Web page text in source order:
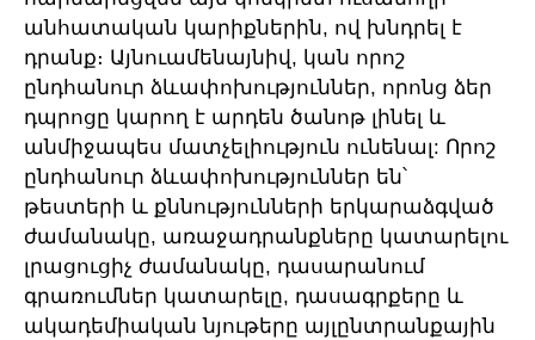
անհատական կարիքներին, ով խնդրել է
դրանք։ Այնուամենայնիվ, կան որոշ
ընդհանուր ձևափոխություններ, որոնց ձեր
դպրոցը կարող է արդեն ծանոթ լինել և
անմիջապես մատչելիություն ունենալ: Որոշ
ընդհանուր ձևափոխություններ են՝
թեստերի և քննությունների երկարաձգված
ժամանակը, առաջադրանքները կատարելու
լրացուցիչ ժամանակը, դասարանում
գրառումներ կատարելը, դասագրքերը և
ակադեմիական նյութերը այլընտրանքային